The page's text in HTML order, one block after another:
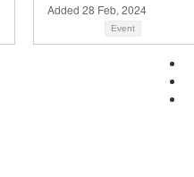
Added 28 Feb, 2024
Event